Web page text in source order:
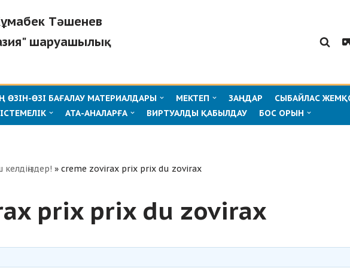
Тәшенев
шаруашылық
ӨЗІ БАҒАЛАУ МАТЕРИАЛДАРЫ МЕКТЕП ЗАҢДАР
СЫБАЙЛАС
АТА-АНАЛАРҒА ВИРТУАЛДЫ ҚАБЫЛДАУ БОС ОРЫН
келдіңіздер! » creme zovirax prix prix du zovirax
prix prix du zovirax